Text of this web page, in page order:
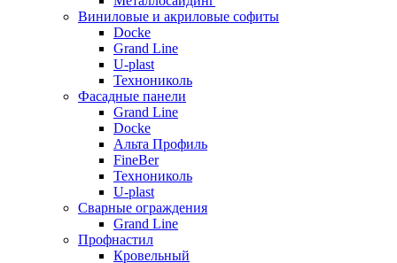
Виниловые и акриловые софиты
Docke
Grand Line
U-plast
Технониколь
Фасадные панели
Grand Line
Docke
Альта Профиль
FineBer
Технониколь
U-plast
Сварные ограждения
Grand Line
Профнастил
Кровельный